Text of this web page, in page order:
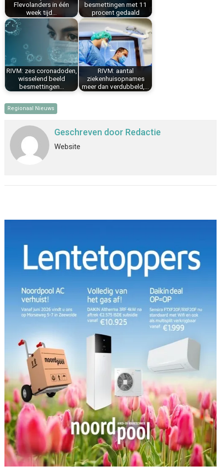
Flevolanders in één
week tijd…
besmettingen met 11
procent gedaald
RIVM: zes coronadoden,
wisselend beeld
besmettingen…
RIVM: aantal
ziekenhuisopnames
meer dan verdubbeld,…
Regionaal Nieuws
Geschreven door Redactie
Website